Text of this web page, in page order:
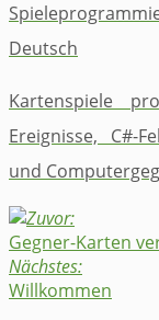
Deutsch
Kartenspiele
Ereignisse, C#-
und
Zuvor:
Gegner-Karten
Nächstes:
Willkommen